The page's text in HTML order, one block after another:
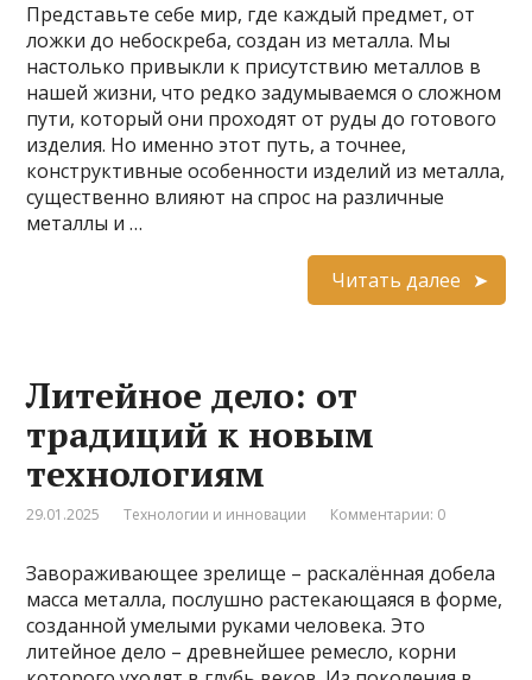
Представьте себе мир, где каждый предмет, от
ложки до небоскреба, создан из металла. Мы
настолько привыкли к присутствию металлов в
нашей жизни, что редко задумываемся о сложном
пути, который они проходят от руды до готового
изделия. Но именно этот путь, а точнее,
конструктивные особенности изделий из металла,
существенно влияют на спрос на различные
металлы и …
Читать далее
Литейное дело: от
традиций к новым
технологиям
29.01.2025 Технологии и инновации Комментарии: 0
Завораживающее зрелище – раскалённая добела
масса металла, послушно растекающаяся в форме,
созданной умелыми руками человека. Это
литейное дело – древнейшее ремесло, корни